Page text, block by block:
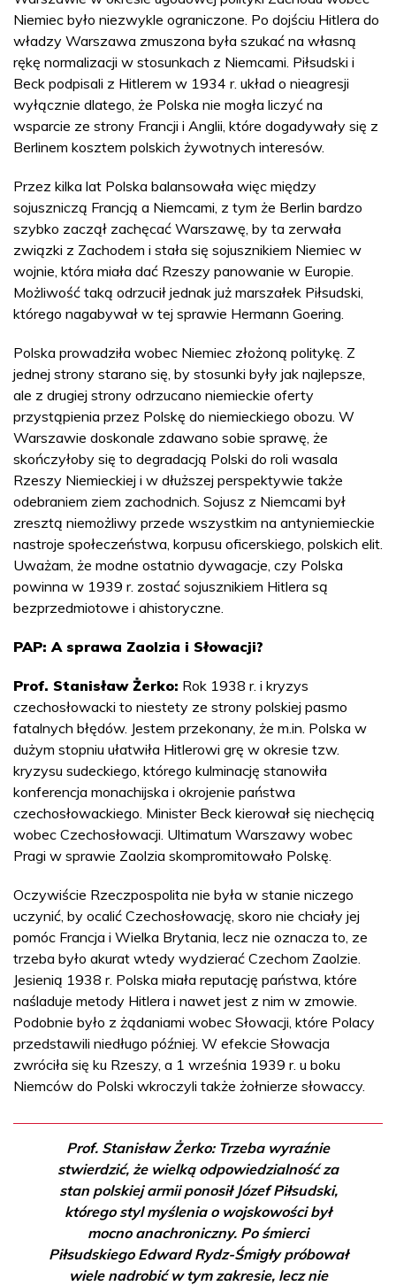
Niemiec było niezwykle ograniczone. Po dojściu Hitlera do
władzy Warszawa zmuszona była szukać na własną
rękę normalizacji w stosunkach z Niemcami. Piłsudski i
Beck podpisali z Hitlerem w 1934 r. układ o nieagresji
wyłącznie dlatego, że Polska nie mogła liczyć na
wsparcie ze strony Francji i Anglii, które dogadywały się z
Berlinem kosztem polskich żywotnych interesów.
Przez kilka lat Polska balansowała więc między
sojuszniczą Francją a Niemcami, z tym że Berlin bardzo
szybko zaczął zachęcać Warszawę, by ta zerwała
związki z Zachodem i stała się sojusznikiem Niemiec w
wojnie, która miała dać Rzeszy panowanie w Europie.
Możliwość taką odrzucił jednak już marszałek Piłsudski,
którego nagabywał w tej sprawie Hermann Goering.
Polska prowadziła wobec Niemiec złożoną politykę. Z
jednej strony starano się, by stosunki były jak najlepsze,
ale z drugiej strony odrzucano niemieckie oferty
przystąpienia przez Polskę do niemieckiego obozu. W
Warszawie doskonale zdawano sobie sprawę, że
skończyłoby się to degradacją Polski do roli wasala
Rzeszy Niemieckiej i w dłuższej perspektywie także
odebraniem ziem zachodnich. Sojusz z Niemcami był
zresztą niemożliwy przede wszystkim na antyniemieckie
nastroje społeczeństwa, korpusu oficerskiego, polskich elit.
Uważam, że modne ostatnio dywagacje, czy Polska
powinna w 1939 r. zostać sojusznikiem Hitlera są
bezprzedmiotowe i ahistoryczne.
PAP: A sprawa Zaolzia i Słowacji?
Prof. Stanisław Żerko: Rok 1938 r. i kryzys
czechosłowacki to niestety ze strony polskiej pasmo
fatalnych błędów. Jestem przekonany, że m.in. Polska w
dużym stopniu ułatwiła Hitlerowi grę w okresie tzw.
kryzysu sudeckiego, którego kulminację stanowiła
konferencja monachijska i okrojenie państwa
czechosłowackiego. Minister Beck kierował się niechęcią
wobec Czechosłowacji. Ultimatum Warszawy wobec
Pragi w sprawie Zaolzia skompromitowało Polskę.
Oczywiście Rzeczpospolita nie była w stanie niczego
uczynić, by ocalić Czechosłowację, skoro nie chciały jej
pomóc Francja i Wielka Brytania, lecz nie oznacza to, ze
trzeba było akurat wtedy wydzierać Czechom Zaolzie.
Jesienią 1938 r. Polska miała reputację państwa, które
naśladuje metody Hitlera i nawet jest z nim w zmowie.
Podobnie było z żądaniami wobec Słowacji, które Polacy
przedstawili niedługo później. W efekcie Słowacja
zwróciła się ku Rzeszy, a 1 września 1939 r. u boku
Niemców do Polski wkroczyli także żołnierze słowaccy.
Prof. Stanisław Żerko: Trzeba wyraźnie
stwierdzić, że wielką odpowiedzialność za
stan polskiej armii ponosił Józef Piłsudski,
którego styl myślenia o wojskowości był
mocno anachroniczny. Po śmierci
Piłsudskiego Edward Rydz-Śmigły próbował
wiele nadrobić w tym zakresie, lecz nie